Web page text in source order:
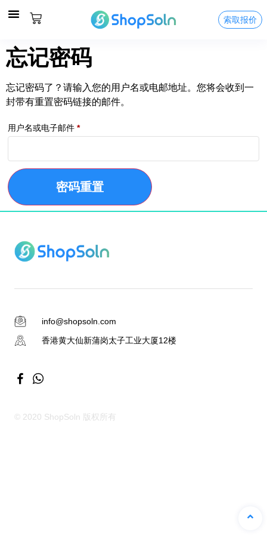
索取报价
忘记密码
忘记密码了？请输入您的用户名或电邮地址。您将会收到一
封带有重置密码链接的邮件。
用户名或电子邮件 *
密码重置
info@shopsoln.com
香港黄大仙新蒲岗太子工业大厦12楼
© 2020 ShopSoln 版权所有